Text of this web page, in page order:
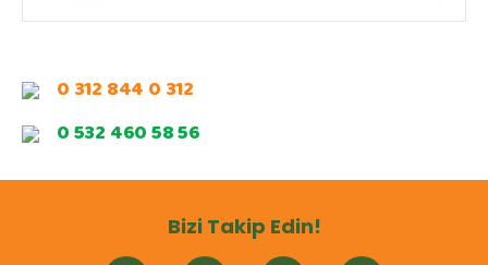
0 312 844 0 312
0 532 460 58 56
Bizi Takip Edin!